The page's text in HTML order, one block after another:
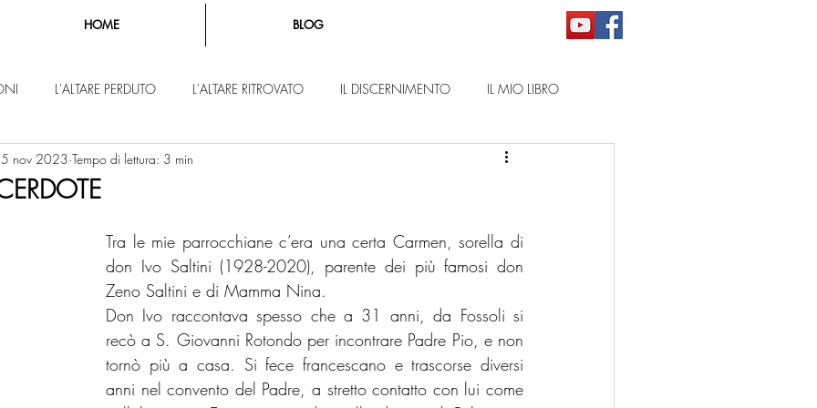
HOME BLOG
L'ALTARE PERDUTO L'ALTARE RITROVATO IL DISCERNIMENTO IL MIO LIBRO
nov 2023 Tempo di lettura: 3 min
Tra le mie parrocchiane c’era una certa Carmen, sorella di
don Ivo Saltini (1928-2020), parente dei più famosi don
Zeno Saltini e di Mamma Nina.
Don Ivo raccontava spesso che a 31 anni, da Fossoli si
recò a S. Giovanni Rotondo per incontrare Padre Pio, e non
tornò più a casa. Si fece francescano e trascorse diversi
anni nel convento del Padre, a stretto contatto con lui come